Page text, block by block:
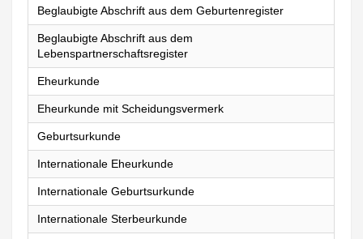
Beglaubigte Abschrift aus dem Geburtenregister
Beglaubigte Abschrift aus dem
Lebenspartnerschaftsregister
Eheurkunde
Eheurkunde mit Scheidungsvermerk
Geburtsurkunde
Internationale Eheurkunde
Internationale Geburtsurkunde
Internationale Sterbeurkunde